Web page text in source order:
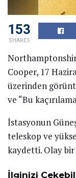
153
SHARES
Cooper, 17
üzerinden
ve “Bu
İstasyonun
teleskop ve
kaydetti. Olay bir
İlginizi